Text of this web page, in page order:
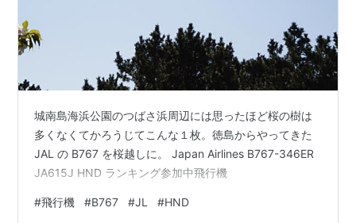
城南島海浜公園のつばさ浜周辺には思ったほど桜の樹は
多くなくてかろうじてこんな１枚。徳島からやってきた
JAL の B767 を桜越しに。 Japan Airlines B767-346ER
JA615J HND ランキング参加中飛行機
#飛行機 #B767 #JL #HND